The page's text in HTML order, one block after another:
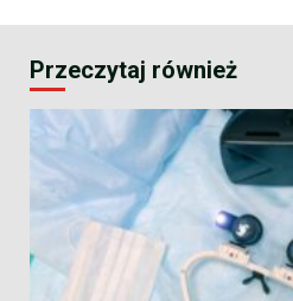
Przeczytaj również